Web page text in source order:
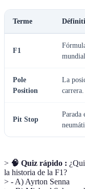
Terme
F1
Pole
Position
La
carrera.
Pit Stop
Parada
> 🧠 Quiz rápido :
la historia de la F1?
> - A) Ayrton Senna